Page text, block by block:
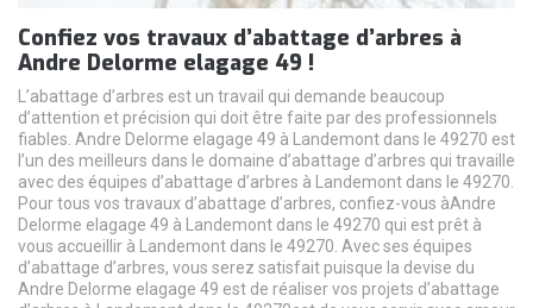
Confiez vos travaux d’abattage d’arbres à
Andre Delorme elagage 49 !
L’abattage d’arbres est un travail qui demande beaucoup
d’attention et précision qui doit être faite par des professionnels
fiables. Andre Delorme elagage 49 à Landemont dans le 49270 est
l’un des meilleurs dans le domaine d’abattage d’arbres qui travaille
avec des équipes d’abattage d’arbres à Landemont dans le 49270.
Pour tous vos travaux d’abattage d’arbres, confiez-vous àAndre
Delorme elagage 49 à Landemont dans le 49270 qui est prêt à
vous accueillir à Landemont dans le 49270. Avec ses équipes
d’abattage d’arbres, vous serez satisfait puisque la devise du
Andre Delorme elagage 49 est de réaliser vos projets d’abattage